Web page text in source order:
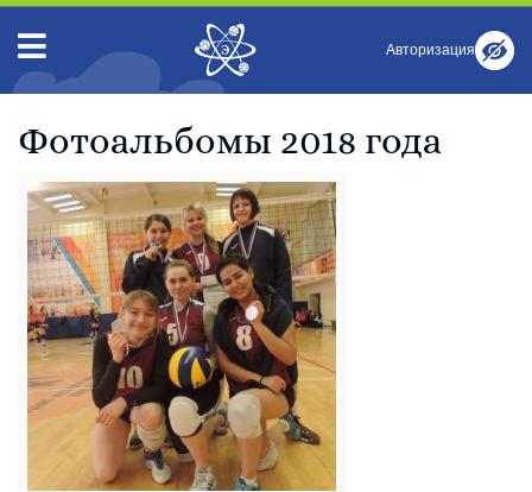
Авторизация
Фотоальбомы 2018 года